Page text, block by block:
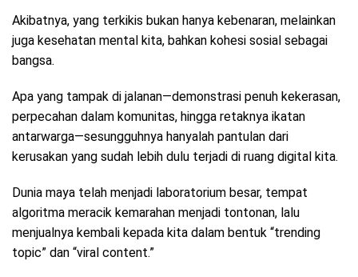
Akibatnya, yang terkikis bukan hanya kebenaran, melainkan
juga kesehatan mental kita, bahkan kohesi sosial sebagai
bangsa.
Apa yang tampak di jalanan—demonstrasi penuh kekerasan,
perpecahan dalam komunitas, hingga retaknya ikatan
antarwarga—sesungguhnya hanyalah pantulan dari
kerusakan yang sudah lebih dulu terjadi di ruang digital kita.
Dunia maya telah menjadi laboratorium besar, tempat
algoritma meracik kemarahan menjadi tontonan, lalu
menjualnya kembali kepada kita dalam bentuk “trending
topic” dan “viral content.”